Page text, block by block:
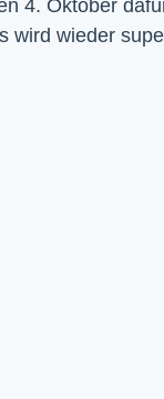
4. Oktober
wird wieder